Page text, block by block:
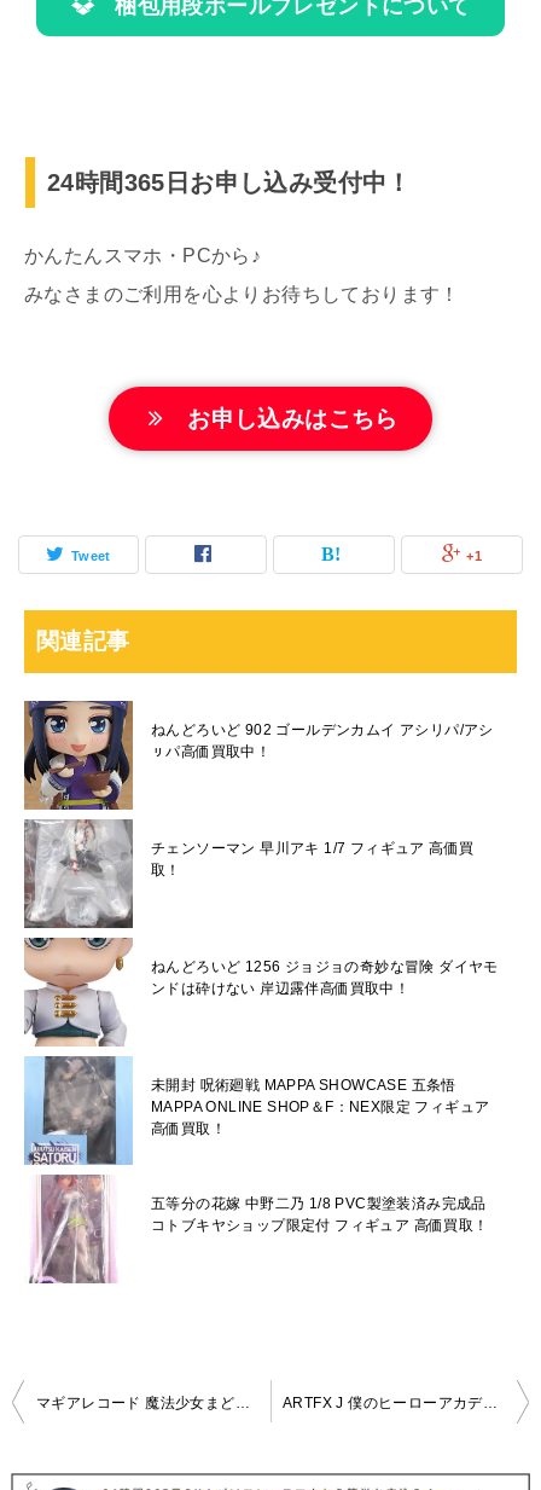
梱包用段ボールプレゼントについて
24時間365日お申し込み受付中！
かんたんスマホ・PCから♪
みなさまのご利用を心よりお待ちしております！
お申し込みはこちら
Tweet +1
関連記事
ねんどろいど 902 ゴールデンカムイ アシリパ/アシ
ㇼパ高価買取中！
チェンソーマン 早川アキ 1/7 フィギュア 高価買
取！
ねんどろいど 1256 ジョジョの奇妙な冒険 ダイヤモ
ンドは砕けない 岸辺露伴高価買取中！
未開封 呪術廻戦 MAPPA SHOWCASE 五条悟
MAPPA ONLINE SHOP＆F：NEX限定 フィギュア
高価買取！
五等分の花嫁 中野二乃 1/8 PVC製塗装済み完成品
コトブキヤショップ限定付 フィギュア 高価買取！
投
ナ
ARTFX J 僕のヒーローアカデミア オールマイト 1/8 PVC製塗装済み完成品フィギュア高価買取中！